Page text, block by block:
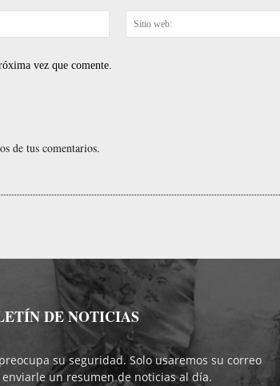
Correo
electrónico:*
vez que comente.
de tus comentarios.
DE NOTICIAS
su seguridad. Solo usaremos su correo
enviarle un resumen de noticias al día.